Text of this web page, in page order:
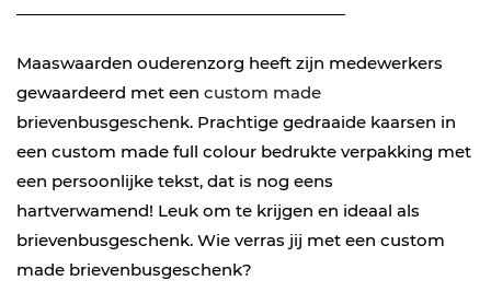
Maaswaarden ouderenzorg heeft zijn medewerkers
gewaardeerd met een custom made
brievenbusgeschenk. Prachtige gedraaide kaarsen in
een custom made full colour bedrukte verpakking met
een persoonlijke tekst, dat is nog eens
hartverwamend! Leuk om te krijgen en ideaal als
brievenbusgeschenk. Wie verras jij met een custom
made brievenbusgeschenk?